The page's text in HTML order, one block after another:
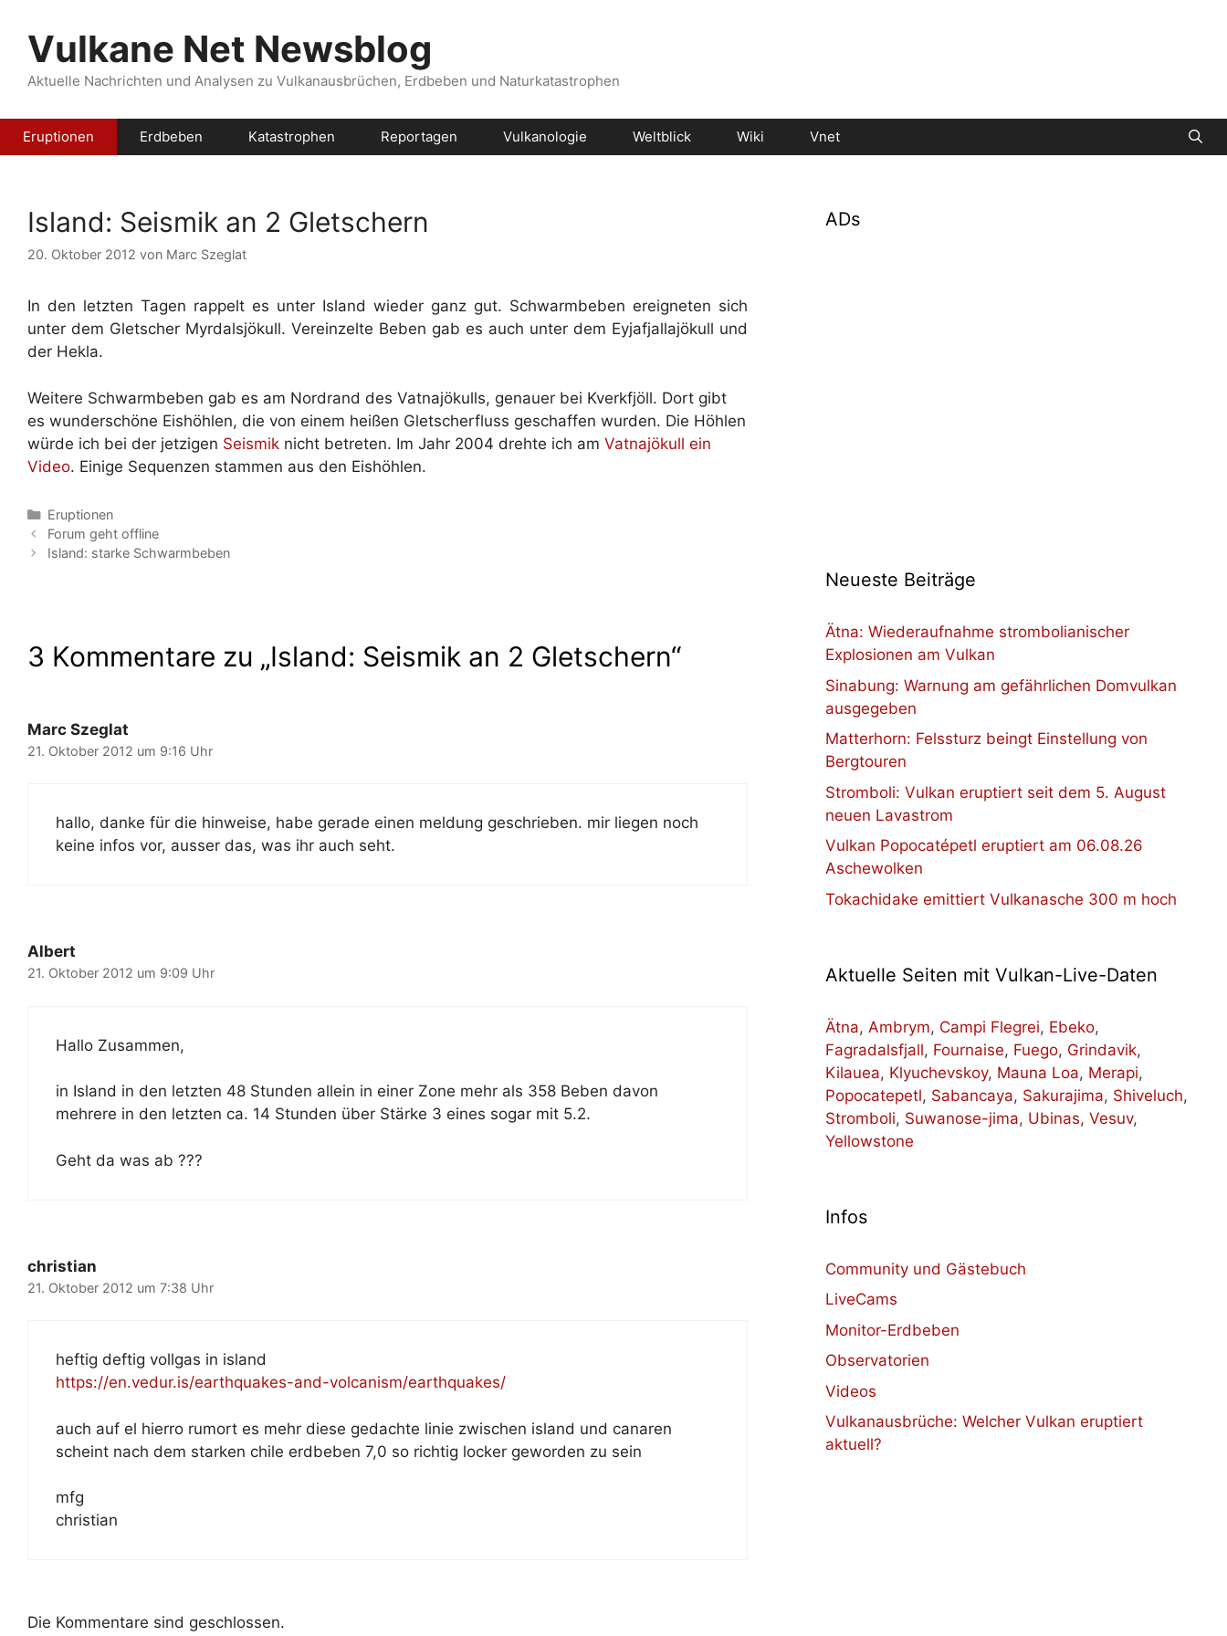
Inhalt
springenVulkane Net Newsblog
Aktuelle Nachrichten und Analysen zu Vulkanausbrüchen, Erdbeben und Naturkatastrophen
Eruptionen Erdbeben Katastrophen Reportagen Vulkanologie Weltblick Wiki Vnet
Island: Seismik an 2 Gletschern
20. Oktober 2012 von Marc Szeglat
In den letzten Tagen rappelt es unter Island wieder ganz gut. Schwarmbeben ereigneten sich
unter dem Gletscher Myrdalsjökull. Vereinzelte Beben gab es auch unter dem Eyjafjallajökull und
der Hekla.
Weitere Schwarmbeben gab es am Nordrand des Vatnajökulls, genauer bei Kverkfjöll. Dort gibt
es wunderschöne Eishöhlen, die von einem heißen Gletscherfluss geschaffen wurden. Die Höhlen
würde ich bei der jetzigen Seismik nicht betreten. Im Jahr 2004 drehte ich am Vatnajökull ein
Video. Einige Sequenzen stammen aus den Eishöhlen.
Kategorien
Eruptionen
Forum geht offline
Island: starke Schwarmbeben
3 Kommentare zu „Island: Seismik an 2 Gletschern“
Marc Szeglat
21. Oktober 2012 um 9:16 Uhr
hallo, danke für die hinweise, habe gerade einen meldung geschrieben. mir liegen noch
keine infos vor, ausser das, was ihr auch seht.
Albert
21. Oktober 2012 um 9:09 Uhr
Hallo Zusammen,
in Island in den letzten 48 Stunden allein in einer Zone mehr als 358 Beben davon
mehrere in den letzten ca. 14 Stunden über Stärke 3 eines sogar mit 5.2.
Geht da was ab ???
christian
21. Oktober 2012 um 7:38 Uhr
heftig deftig vollgas in island
https://en.vedur.is/earthquakes-and-volcanism/earthquakes/
auch auf el hierro rumort es mehr diese gedachte linie zwischen island und canaren
scheint nach dem starken chile erdbeben 7,0 so richtig locker geworden zu sein
mfg
christian
Die Kommentare sind geschlossen.
ADs
Neueste Beiträge
Ätna: Wiederaufnahme strombolianischer
Explosionen am Vulkan
Sinabung: Warnung am gefährlichen Domvulkan
ausgegeben
Matterhorn: Felssturz beingt Einstellung von
Bergtouren
Stromboli: Vulkan eruptiert seit dem 5. August
neuen Lavastrom
Vulkan Popocatépetl eruptiert am 06.08.26
Aschewolken
Tokachidake emittiert Vulkanasche 300 m hoch
Aktuelle Seiten mit Vulkan-Live-Daten
Ätna, Ambrym, Campi Flegrei, Ebeko,
Fagradalsfjall, Fournaise, Fuego, Grindavik,
Kilauea, Klyuchevskoy, Mauna Loa, Merapi,
Popocatepetl, Sabancaya, Sakurajima, Shiveluch,
Stromboli, Suwanose-jima, Ubinas, Vesuv,
Yellowstone
Infos
Community und Gästebuch
LiveCams
Monitor-Erdbeben
Observatorien
Videos
Vulkanausbrüche: Welcher Vulkan eruptiert
aktuell?